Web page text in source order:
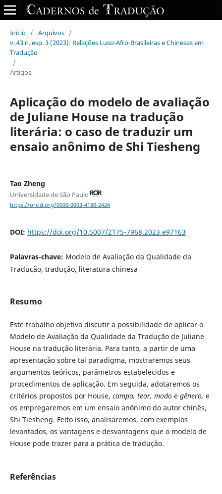
Início / Arquivos /
v. 43 n. esp. 3 (2023): Relações Luso-Afro-Brasileiras e Chinesas em
Tradução
/
Artigos
Aplicação do modelo de avaliação
de Juliane House na tradução
literária: o caso de traduzir um
ensaio anônimo de Shi Tiesheng
Tao Zheng
Universidade de São Paulo
https://orcid.org/0000-0003-4180-2424
DOI: https://doi.org/10.5007/2175-7968.2023.e97163
Palavras-chave: Modelo de Avaliação da Qualidade da
Tradução, tradução, literatura chinesa
Resumo
Este trabalho objetiva discutir a possibilidade de aplicar o
Modelo de Avaliação da Qualidade da Tradução de Juliane
House na tradução literária. Para tanto, a partir de uma
apresentação sobre tal paradigma, mostraremos seus
argumentos teóricos, parâmetros estabelecidos e
procedimentos de aplicação. Em seguida, adotaremos os
critérios propostos por House, campo, teor, modoe gênero, e
os empregaremos em um ensaio anônimo do autor chinês,
Shi Tiesheng. Feito isso, analisaremos, com exemplos
levantados, os vantagens e desvantagens que o modelo de
House pode trazer para a prática de tradução.
Referências